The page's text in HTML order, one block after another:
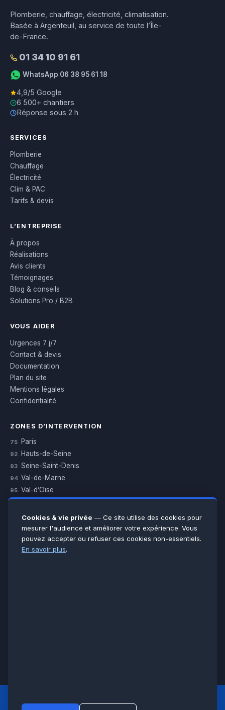
Plomberie, chauffage, électricité, climatisation.
Basée à Argenteuil, au service de toute l’Île-
de-France.
01 34 10 91 61
WhatsApp 06 38 95 61 18
4,9/5 Google
6 500+ chantiers
Réponse sous 2 h
SERVICES
Plomberie
Chauffage
Électricité
Clim & PAC
Tarifs & devis
L’ENTREPRISE
À propos
Réalisations
Avis clients
Témoignages
Blog & conseils
Solutions Pro / B2B
VOUS AIDER
Urgences 7 j/7
Contact & devis
Documentation
Plan du site
Mentions légales
Confidentialité
ZONES D’INTERVENTION
75 Paris
92 Hauts-de-Seine
93 Seine-Saint-Denis
94 Val-de-Marne
95 Val-d’Oise
Essonne
Seine-et-Marne
Voir toutes les villes →
LCM
Cookies & vie privée — Ce site utilise des cookies pour
mesurer l'audience et améliorer votre expérience. Vous
pouvez accepter ou refuser ces cookies non-essentiels.
En savoir plus.